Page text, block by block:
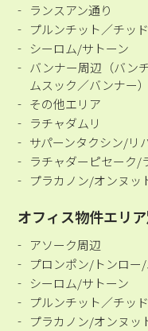
ランスアン通り
プルンチット／チッ
シーロム/サトーン
バンナー周辺（バン
ムスック／バンナー）
その他エリア
ラチャダムリ
サパーンタクシン/リ
ラチャダーピセーク/
プラカノン/オンヌッ
オフィス物件エリ
アソーク周辺
プロンポン/トンロー
シーロム/サトーン
プルンチット／チッ
プラカノン/オンヌッ